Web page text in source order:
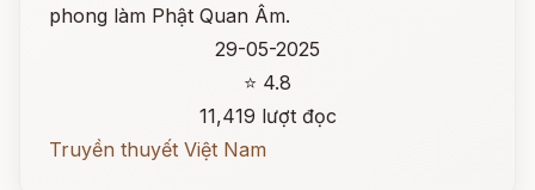
phong làm Phật Quan Âm.
29-05-2025
⭐ 4.8
11,419 lượt đọc
Truyền thuyết Việt Nam